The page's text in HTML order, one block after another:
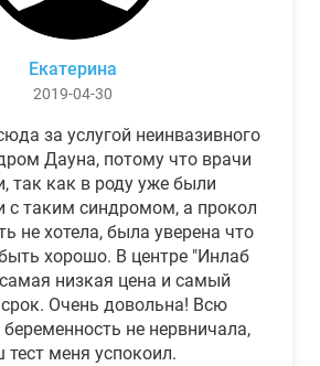
Екатерина
2019-04-30
за услугой неинвазивного
Дауна, потому что врачи
так как в роду уже были
с таким синдромом, а прокол
не хотела, была уверена что
хорошо. В центре "Инлаб
самая низкая цена и самый
Очень довольна! Всю
не нервничала,
тест меня успокоил.